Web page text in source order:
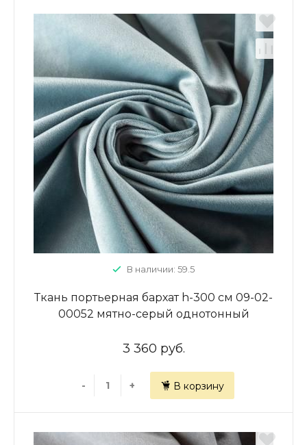
В наличии: 59.5
Ткань портьерная бархат h-300 см 09-02-
00052 мятно-серый однотонный
3 360 руб.
- + В корзину